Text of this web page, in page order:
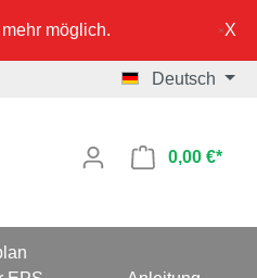
möglich.
Deutsch
0,00 €*